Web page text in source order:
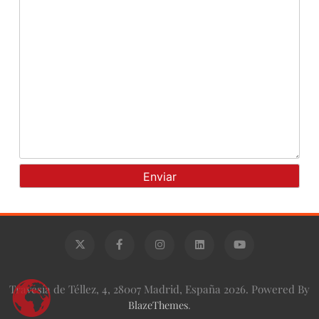
Travesía de Téllez, 4, 28007 Madrid, España 2026. Powered By
BlazeThemes.